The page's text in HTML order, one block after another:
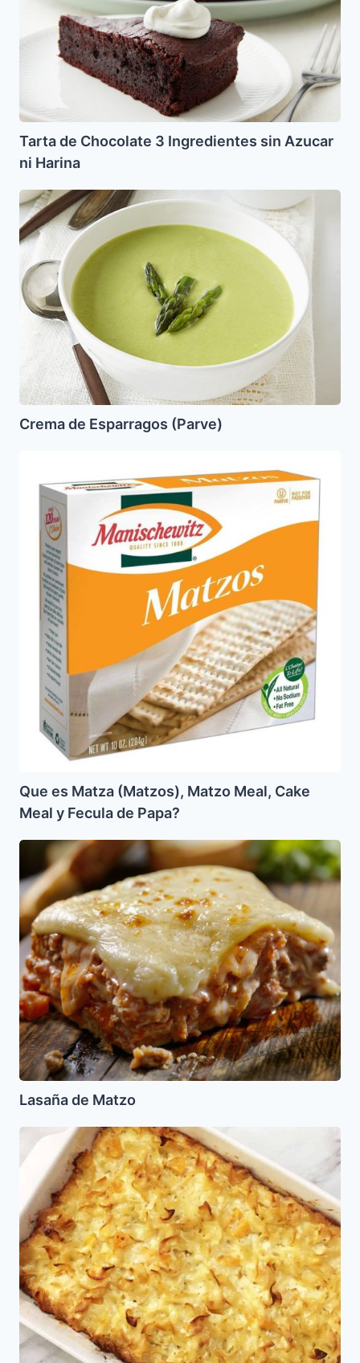
Ingredientes
Harina
Tarta de Chocolate 3 Ingredientes sin Azucar
ni Harina
Crema
de
Esparragos
(Parve)
Crema de Esparragos (Parve)
Matza
(Matzos),
Matzo
Meal,
Cake
Meal
Fecula
Papa?
Que es Matza (Matzos), Matzo Meal, Cake
Meal y Fecula de Papa?
Lasaña
Matzo
Lasaña de Matzo
Kugel
de
Fideos
Salado